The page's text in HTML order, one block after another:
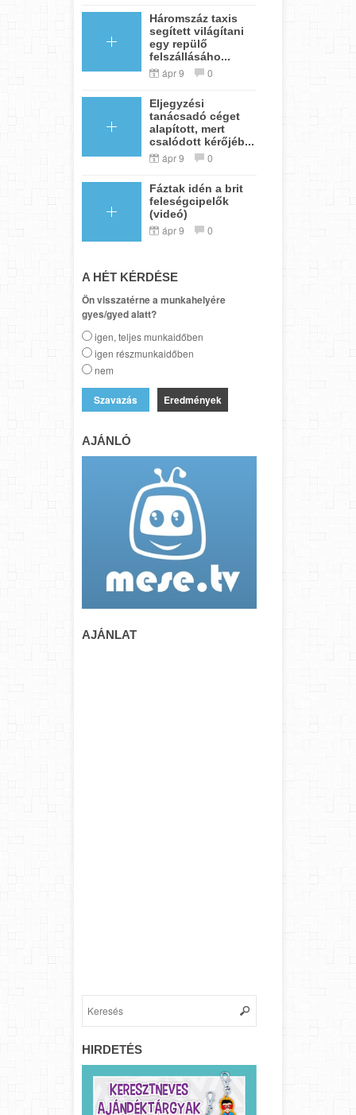
Háromszáz taxis
segített világítani
egy repülő
felszállásáho...
ápr 9 0
Eljegyzési
tanácsadó céget
alapított, mert
csalódott kérőjéb...
ápr 9 0
Fáztak idén a brit
feleségcipelők
(videó)
ápr 9 0
A HÉT KÉRDÉSE
Ön visszatérne a munkahelyére
gyes/gyed alatt?
igen, teljes munkaidőben
igen részmunkaidőben
nem
Eredmények
AJÁNLÓ
AJÁNLAT
HIRDETÉS